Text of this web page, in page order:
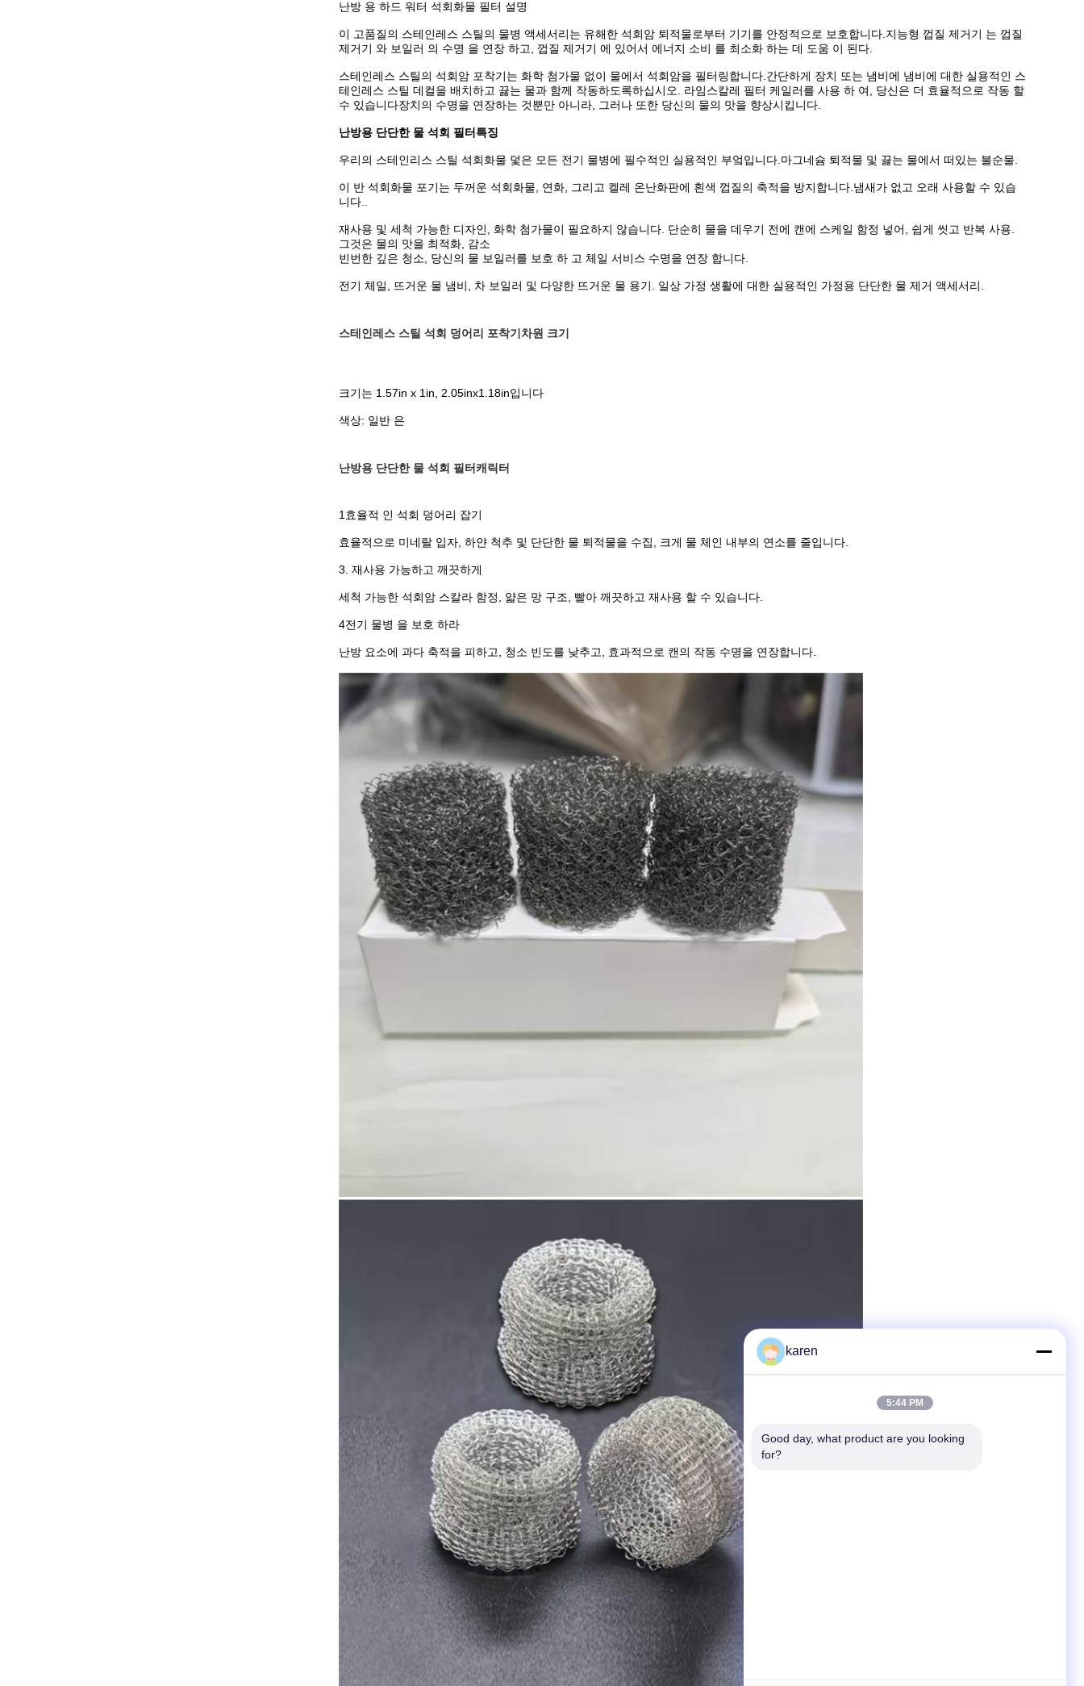
난방 용 하드 워터 석회화물 필터 설명
이 고품질의 스테인레스 스틸의 물병 액세서리는 유해한 석회암 퇴적물로부터 기기를 안정적으로 보호합니다.지능형 껍질 제거기 는 껍질
제거기 와 보일러 의 수명 을 연장 하고, 껍질 제거기 에 있어서 에너지 소비 를 최소화 하는 데 도움 이 된다.
스테인레스 스틸의 석회암 포착기는 화학 첨가물 없이 물에서 석회암을 필터링합니다.간단하게 장치 또는 냄비에 냄비에 대한 실용적인 스
테인레스 스틸 데컬을 배치하고 끓는 물과 함께 작동하도록하십시오. 라임스칼레 필터 케일러를 사용 하 여, 당신은 더 효율적으로 작동 할
수 있습니다장치의 수명을 연장하는 것뿐만 아니라, 그러나 또한 당신의 물의 맛을 향상시킵니다.
난방용 단단한 물 석회 필터 특징
우리의 스테인리스 스틸 석회화물 덫은 모든 전기 물병에 필수적인 실용적인 부엌입니다.마그네슘 퇴적물 및 끓는 물에서 떠있는 불순물.
이 반 석회화물 포기는 두꺼운 석회화물, 연화, 그리고 켈레 온난화판에 흰색 껍질의 축적을 방지합니다.냄새가 없고 오래 사용할 수 있습
니다..
재사용 및 세척 가능한 디자인, 화학 첨가물이 필요하지 않습니다. 단순히 물을 데우기 전에 캔에 스케일 함정 넣어, 쉽게 씻고 반복 사용.
그것은 물의 맛을 최적화, 감소
빈번한 깊은 청소, 당신의 물 보일러를 보호 하 고 체일 서비스 수명을 연장 합니다.
전기 체일, 뜨거운 물 냄비, 차 보일러 및 다양한 뜨거운 물 용기. 일상 가정 생활에 대한 실용적인 가정용 단단한 물 제거 액세서리.
스테인레스 스틸 석회 덩어리 포착기 차원 크기
크기는 1.57in x 1in, 2.05inx1.18in입니다
색상: 일반 은
난방용 단단한 물 석회 필터캐릭터
1효율적 인 석회 덩어리 잡기
효율적으로 미네랄 입자, 하얀 척추 및 단단한 물 퇴적물을 수집, 크게 물 체인 내부의 연소를 줄입니다.
3. 재사용 가능하고 깨끗하게
세척 가능한 석회암 스칼라 함정, 얇은 망 구조, 빨아 깨끗하고 재사용 할 수 있습니다.
4전기 물병 을 보호 하라
난방 요소에 과다 축적을 피하고, 청소 빈도를 낮추고, 효과적으로 캔의 작동 수명을 연장합니다.
karen
5:44 PM
Good day, what product are you looking
for?